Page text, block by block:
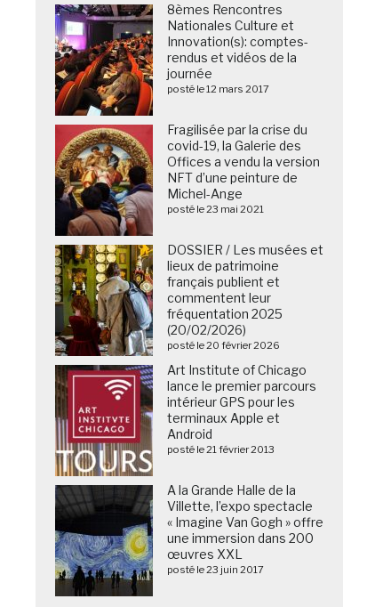
8èmes Rencontres
Nationales Culture et
Innovation(s): comptes-
rendus et vidéos de la
journée
posté le 12 mars 2017
Fragilisée par la crise du
covid-19, la Galerie des
Offices a vendu la version
NFT d’une peinture de
Michel-Ange
posté le 23 mai 2021
DOSSIER / Les musées et
lieux de patrimoine
français publient et
commentent leur
fréquentation 2025
(20/02/2026)
posté le 20 février 2026
Art Institute of Chicago
lance le premier parcours
intérieur GPS pour les
terminaux Apple et
Android
posté le 21 février 2013
A la Grande Halle de la
Villette, l’expo spectacle
« Imagine Van Gogh » offre
une immersion dans 200
œuvres XXL
posté le 23 juin 2017